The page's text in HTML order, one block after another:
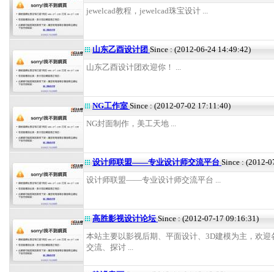
jewelcad教程，jewelcad珠宝设计 ...
山东乙酉设计团 Since : (2012-06-24 14:49:42)
山东乙酉设计团欢迎你！ ...
NG工作室 Since : (2012-07-02 17:11:40)
NG封面制作，美工天地 ...
设计师联盟——专业设计师交流平台 Since : (2012-
设计师联盟——专业设计师交流平台 ...
高胜影视设计论坛Since : (2012-07-17 09:16:31)
本站主要以影视后期、平面设计、3D建模为主，欢迎
交流、探讨 ...